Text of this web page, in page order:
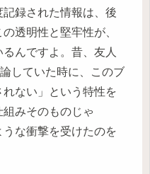
録された情報は、後
透明性と堅牢性が、
んですよ。昔、友人
していた時に、このブ
ない」という特性を
みそのものじゃ
な衝撃を受けたのを